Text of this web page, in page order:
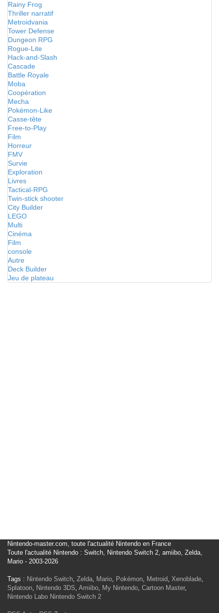
Rainy Frog
Thriller narratif
Metroidvania
Tower Defense
Dungeon RPG
Rogue-Lite
Hack-and-Slash
Cascade
Battle Royale
Moba
Coopération
Mecha
Pokémon-Like
Casse-tête
Free-to-Play
Film
Horreur
FMV
Survie
Exploration
Livres
Tactical-RPG
Twin-stick shooter
City Builder
LEGO
Multi
Cinéma
Film
console
Autre
Deck Builder
Jeu de plateau
Nintendo-master.com, toute l'actualité Nintendo en France
Toute l'actualité Nintendo : Switch, Nintendo Switch 2, amiibo, Zelda,
Mario - 2003-2026
Tags : Nintendo Switch, Zelda, Mario, Pokémon, Metroid, Xenoblade,
Splatoon, Nintendo 3DS, Amiibo, My Nintendo, Cartoon Master,
Nintendo Labo Nintendo Switch 2